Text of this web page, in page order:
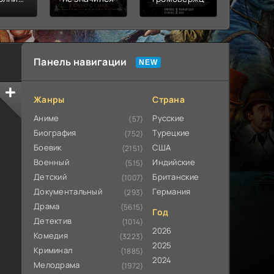
Панель навигации
Жанры
Аниме (57)
Биография (752)
Боевик (2151)
Военный (515)
Детский (1007)
Документальный (293)
Драма (5615)
Детектив (1014)
Комедия (3223)
Криминал (1885)
Мелодрама (1972)
Страна
Русские
Турецкие
США
Индийские
Британские
Германия
Год
2026
2025
2024